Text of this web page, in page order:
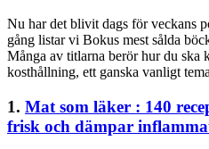
Nu har det blivit dags för veckans
gång listar vi Bokus mest sålda
Många av titlarna berör hur du ska
kosthållning, ett ganska vanligt
1. Mat som läker : 140
frisk och dämpar